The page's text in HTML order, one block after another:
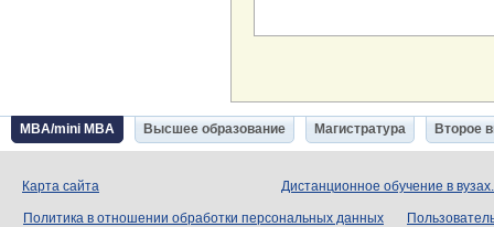
MBA/mini MBA Высшее образование Магистратура Второе
Карта сайта Дистанционное обучение в
Политика в отношении обработки персональных данных